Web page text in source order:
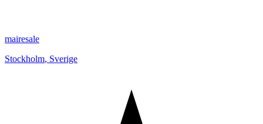
mairesale
Stockholm, Sverige